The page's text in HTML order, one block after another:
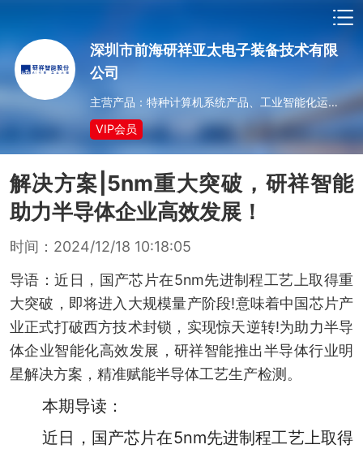
深圳市前海研祥亚太电子装备技术有限
公司
主营产品：特种计算机系统产品、工业智能化运行系统软件、工业云系统平台、智能化设备
VIP会员
解决方案|5nm重大突破，研祥智能
助力半导体企业高效发展！
时间：2024/12/18 10:18:05
导语：近日，国产芯片在5nm先进制程工艺上取得重
大突破，即将进入大规模量产阶段!意味着中国芯片产
业正式打破西方技术封锁，实现惊天逆转!为助力半导
体企业智能化高效发展，研祥智能推出半导体行业明
星解决方案，精准赋能半导体工艺生产检测。
本期导读：
近日，国产芯片在5nm先进制程工艺上取得